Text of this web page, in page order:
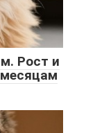
Рост и
месяцам